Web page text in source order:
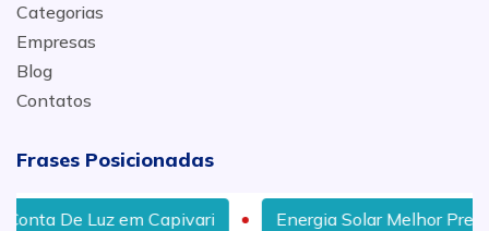
Categorias
Empresas
Blog
Contatos
Frases Posicionadas
em Capivari Energia Solar Melhor Preço em